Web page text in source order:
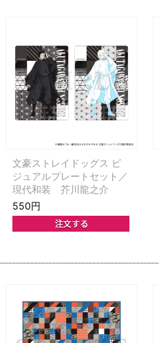
文豪ストレイドッグス ビ
ジュアルプレートセット／
現代和装 芥川龍之介
550円